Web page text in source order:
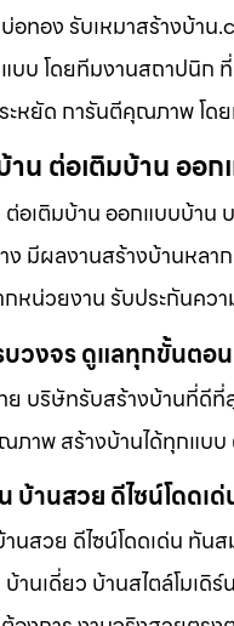
อทอง รับเหมาสร้างบ้า
บบ โดยทีมงานสถาปนิก
หยัด การันตีคุณภาพ โด
าน ต่อเติมบ้าน ออ
ต่อเติมบ้าน ออกแบบบ้า
ง มีผลงานสร้างบ้านหลา
หน่วยงาน รับประกันคว
บวงจร ดูแลทุกขั้นต
บริษัทรับสร้างบ้านที่ดีที่
าพ สร้างบ้านได้ทุกแบบ
บ้านสวย ดีไซน์โดดเ
นสวย ดีไซน์โดดเด่น ทัน
านเดี่ยว บ้านสไตล์โมเ